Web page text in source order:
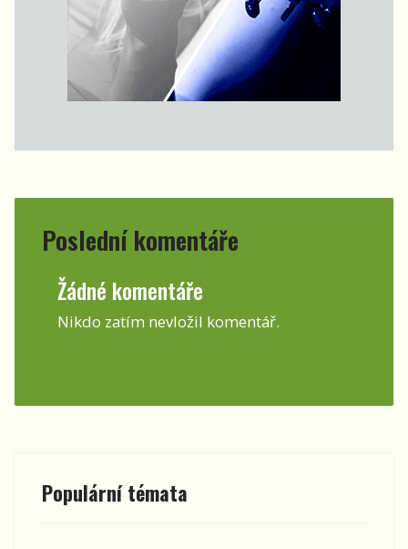
Poslední komentáře
Žádné komentáře
Nikdo zatím nevložil komentář.
Populární témata